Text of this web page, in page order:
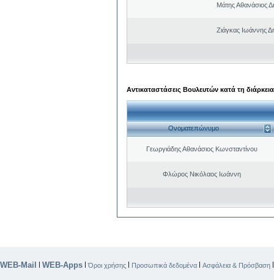
Μάτης Αθανάσιος
Ζιάγκας Ιωάννης
Αντικαταστάσεις Βουλευτών κατά τη
Ονοματεπώνυμο
Γεωργιάδης Αθανάσιος Κωνσταντίνου
Φλώρος Νικόλαος Ιωάννη
WEB-Mail | WEB-Apps |Όροι χρήσης | Προσωπικά δεδομένα | Ασφάλεια & Πρόσβαση